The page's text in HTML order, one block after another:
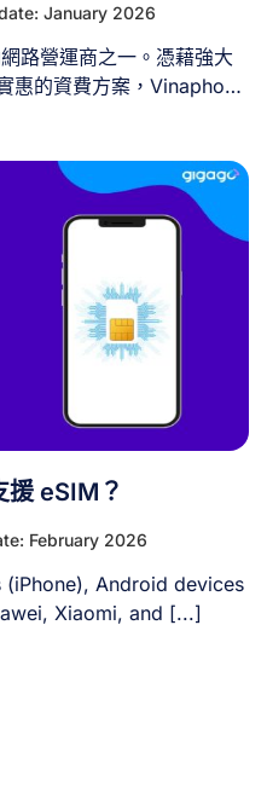
January 2026
路營運商之一。憑藉強大
惠的資費方案，Vinaphone
）概覽 – 您需要了解的
公司，提供行動通訊服
援 eSIM？
February 2026
Android devices
Xiaomi, and [...]